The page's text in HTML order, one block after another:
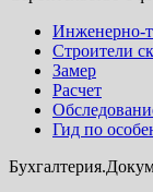
Инженерно-
Строители
Замер
Расчет
Гид по